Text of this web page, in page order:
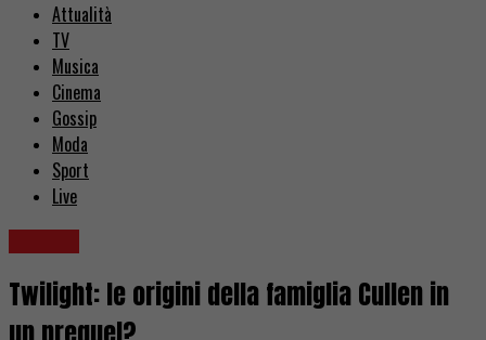
Attualità
TV
Musica
Cinema
Gossip
Moda
Sport
Live
Twilight: le origini della famiglia Cullen in